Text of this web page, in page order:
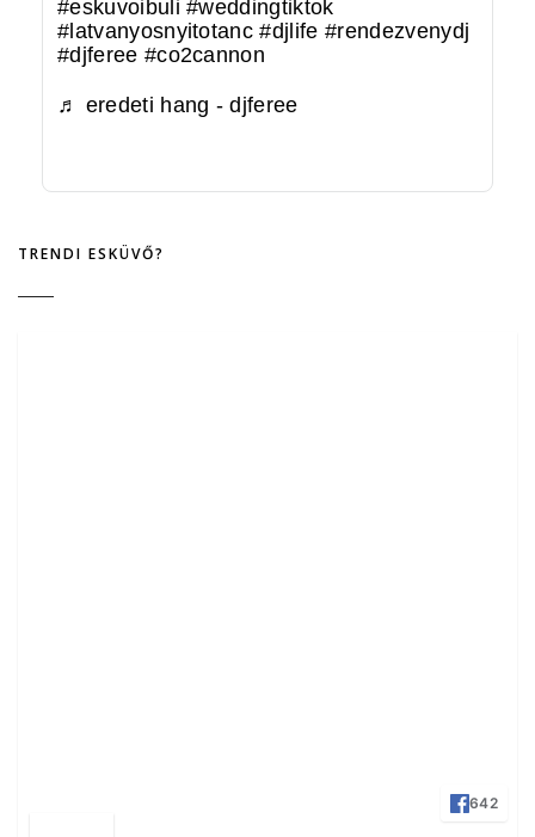
#eskuvoibuli #weddingtiktok
#latvanyosnyitotanc #djlife #rendezvenydj
#djferee #co2cannon
♬ eredeti hang - djferee
TRENDI ESKÜVŐ?
642